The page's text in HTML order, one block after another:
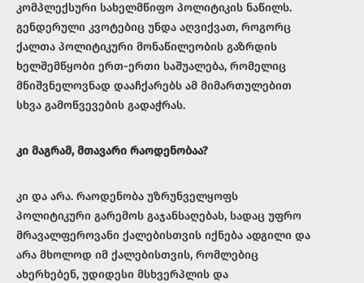
კომპლექსური სახელმწიფო პოლიტიკის ნაწილს.
გენდერული კვოტებიც უნდა აღვიქვათ, როგორც
ქალთა პოლიტიკური მონაწილეობის გაზრდის
ხელშემწყობი ერთ-ერთი საშუალება, რომელიც
მნიშვნელოვნად დააჩქარებს ამ მიმართულებით
სხვა გამოწვევების გადაჭრას.
კი მაგრამ, მთავარი რაოდენობაა?
კი და არა. რაოდენობა უზრუნველყოფს
პოლიტიკური გარემოს გაჯანსაღებას, სადაც უფრო
მრავალფეროვანი ქალებისთვის იქნება ადგილი და
არა მხოლოდ იმ ქალებისთვის, რომლებიც
ახერხებენ, უდიდესი მსხვერპლის და